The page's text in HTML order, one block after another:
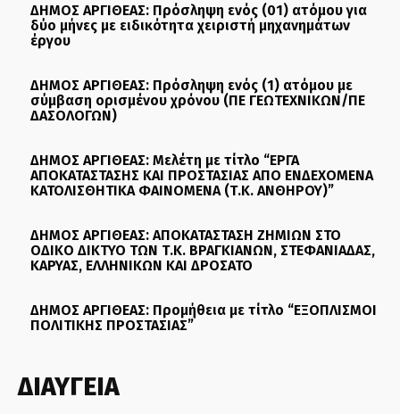
ΔΗΜΟΣ ΑΡΓΙΘΕΑΣ: Πρόσληψη ενός (01) ατόμου για
δύο μήνες με ειδικότητα χειριστή μηχανημάτων
έργου
ΔΗΜΟΣ ΑΡΓΙΘΕΑΣ: Πρόσληψη ενός (1) ατόμου με
σύμβαση ορισμένου χρόνου (ΠΕ ΓΕΩΤΕΧΝΙΚΩΝ/ΠΕ
ΔΑΣΟΛΟΓΩΝ)
ΔΗΜΟΣ ΑΡΓΙΘΕΑΣ: Μελέτη με τίτλο “ΕΡΓΑ
ΑΠΟΚΑΤΑΣΤΑΣΗΣ ΚΑΙ ΠΡΟΣΤΑΣΙΑΣ ΑΠΟ ΕΝΔΕΧΟΜΕΝΑ
ΚΑΤΟΛΙΣΘΗΤΙΚΑ ΦΑΙΝΟΜΕΝΑ (Τ.Κ. ΑΝΘΗΡΟΥ)”
ΔΗΜΟΣ ΑΡΓΙΘΕΑΣ: ΑΠΟΚΑΤΑΣΤΑΣΗ ΖΗΜΙΩΝ ΣΤΟ
ΟΔΙΚΟ ΔΙΚΤΥΟ ΤΩΝ Τ.Κ. ΒΡΑΓΚΙΑΝΩΝ, ΣΤΕΦΑΝΙΑΔΑΣ,
ΚΑΡΥΑΣ, ΕΛΛΗΝΙΚΩΝ ΚΑΙ ΔΡΟΣΑΤΟ
ΔΗΜΟΣ ΑΡΓΙΘΕΑΣ: Προμήθεια με τίτλο “ΕΞΟΠΛΙΣΜΟΙ
ΠΟΛΙΤΙΚΗΣ ΠΡΟΣΤΑΣΙΑΣ”
ΔΙΑΥΓΕΙΑ